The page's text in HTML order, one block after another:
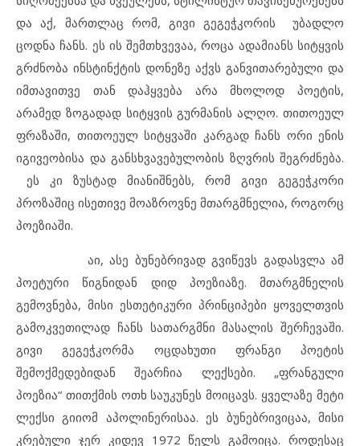
და აქ, მართლაც რომ, გივი გეგეჭკორის უბადლო
ცოდნა ჩანს. ეს ის შემთხვევაა, როცა ადამიანს სიტყვის
გრძნობა ინსტინქტის დონეზე აქვს განვითარებული და
იმთავითვე თან დაჰყვება არა მხოლოდ პოეტის,
არამედ ზოგადად სიტყვის გურმანის ალღო. თითოეულ
ფრაზაში, თითოეულ სიტყვაში კარგად ჩანს ორი ენის
იგივეობისა და განსხვავებულობის ზღვრის შეგრძნება.
ეს კი ზუსტად მიანიშნებს, რომ გივი გეგეჭკორი
პროზაშიც ისეთივე მოაზროვნე მთარგმნელია, როგორც
პოეზიაში.
აი, ასე ბუნებრივად გვიწევს გადასვლა ამ
პოეტური წიგნიდან დიდ პოეზიაზე. მთარგმნელის
გემოვნება, მისი ესთეტიკური პრინციპები ყოველთვის
გამოკვეთილად ჩანს სათარგმნი მასალის შერჩევაში.
გივი გეგეჭკორმა ოცდახუთი ფრანგი პოეტის
შემოქმედებიდან შეარჩია ლექსები. „ფრანგული
პოეზია“ თითქმის ოთხ საუკუნეს მოიცავს. ყველაზე მეტი
ლექსი გიიომ აპოლინერისაა. ეს ბუნებრივიცაა, მისი
კრებული ჯერ კიდევ 1972 წელს გამოიცა. როდესაც